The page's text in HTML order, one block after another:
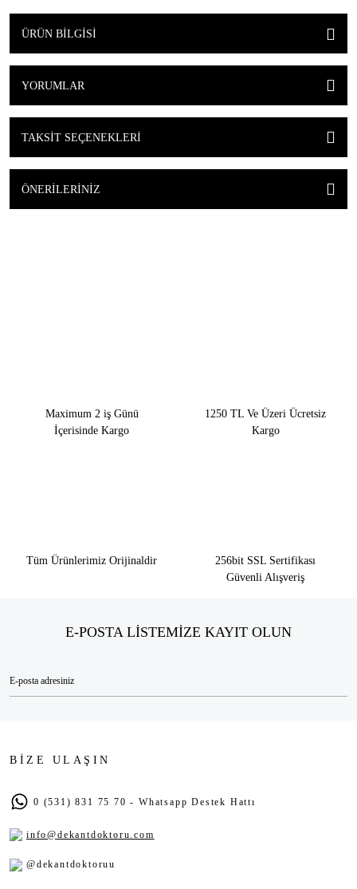
ÜRÜN BILGISI
YORUMLAR
TAKSIT SEÇENEKLERI
ÖNERILERINIZ
Maximum 2 iş Günü
İçerisinde Kargo
1250 TL Ve Üzeri Ücretsiz
Kargo
Tüm Ürünlerimiz Orijinaldir
256bit SSL Sertifikası
Güvenli Alışveriş
E-POSTA LİSTEMİZE KAYIT OLUN
BİZE ULAŞIN
0 (531) 831 75 70 - Whatsapp Destek Hattı
info@dekantdoktoru.com
@dekantdoktoruu